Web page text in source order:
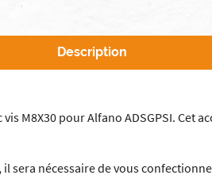
Description
M8X30 pour Alfano ADSGPSI.
sera nécessaire de vous